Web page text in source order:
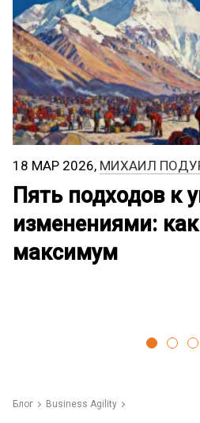
18 МАР 2026, МИХАИЛ
Пять подходов к
изменениями:
максимум
Блог Business Agility